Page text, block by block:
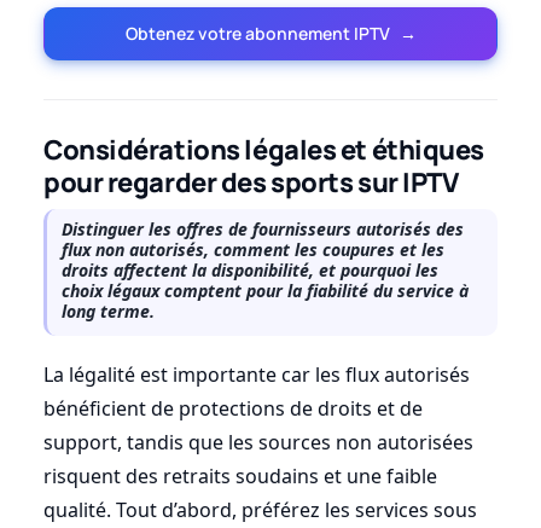
Obtenez votre abonnement IPTV →
Considérations légales et éthiques
pour regarder des sports sur IPTV
Distinguer les offres de fournisseurs autorisés des
flux non autorisés, comment les coupures et les
droits affectent la disponibilité, et pourquoi les
choix légaux comptent pour la fiabilité du service à
long terme.
La légalité est importante car les flux autorisés
bénéficient de protections de droits et de
support, tandis que les sources non autorisées
risquent des retraits soudains et une faible
qualité. Tout d’abord, préférez les services sous